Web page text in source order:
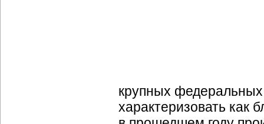
крупных федеральных
характеризовать как